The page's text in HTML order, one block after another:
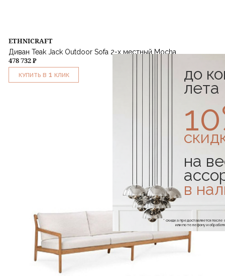
ETHNICRAFT
Диван Teak Jack Outdoor Sofa 2-х местный Mocha
478 732 ₽
КУПИТЬ В 1 КЛИК до
лета
на
в
* скидка предоставляется
или по телефону и